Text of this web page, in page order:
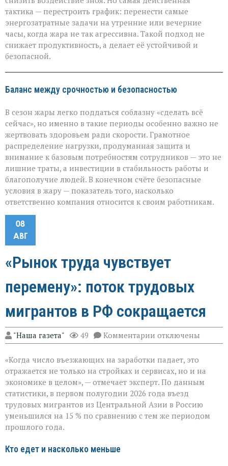
тактика — перестроить график: перенести самые
энергозатратные задачи на утренние или вечерние
часы, когда жара не так агрессивна. Такой подход не
снижает продуктивность, а делает её устойчивой и
безопасной.
Баланс между срочностью и безопасностью
В сезон жары легко поддаться соблазну «сделать всё
сейчас», но именно в такие периоды особенно важно не
жертвовать здоровьем ради скорости. Грамотное
распределение нагрузки, продуманная защита и
внимание к базовым потребностям сотрудников — это не
лишние траты, а инвестиции в стабильность работы и
благополучие людей. В конечном счёте безопасные
условия в жару — показатель того, насколько
ответственно компания относится к своим работникам.
08
АВГ
«Рынок труда чувствует
перемену»: поток трудовых
мигрантов в РФ сокращается
"Наша газета" 49 Комментарии к
записи
труда
чувствует
перемену»:
поток
трудовых
мигрантов
в
РФ
отключены
«Когда число въезжающих на заработки падает, это
отражается не только на стройках и сервисах, но и на
экономике в целом», — отмечает эксперт. По данным
статистики, в первом полугодии 2026 года въезд
трудовых мигрантов из Центральной Азии в Россию
уменьшился на 15 % по сравнению с тем же периодом
прошлого года.
Кто едет и насколько меньше